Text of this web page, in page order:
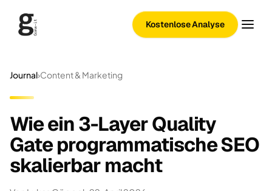
Kostenlose Analyse
Journal›Content & Marketing
Wie ein 3-Layer Quality
Gate programmatische SEO
skalierbar macht